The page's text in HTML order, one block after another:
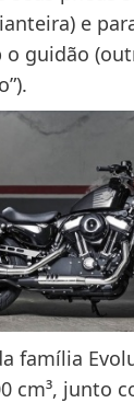
e
o guidão
família
cm³, junto